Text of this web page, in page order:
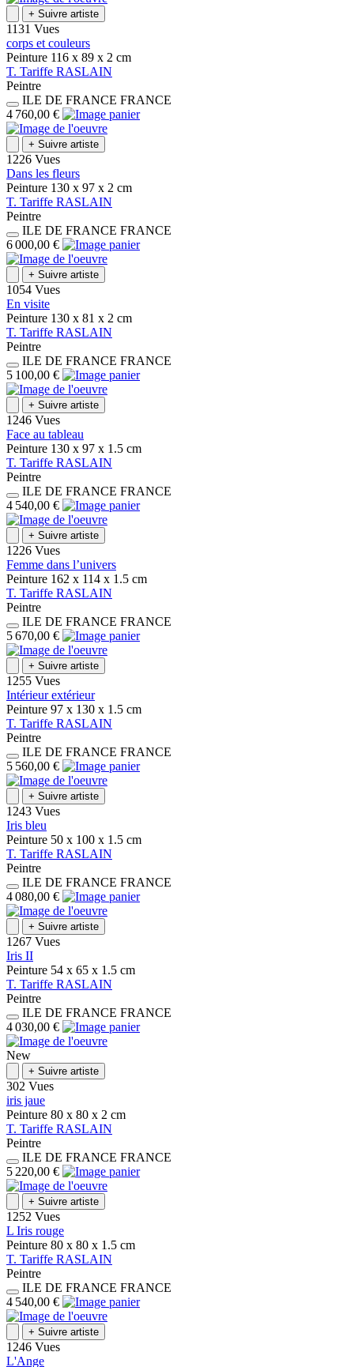
+ Suivre artiste
1131 Vues
corps et couleurs
Peinture 116 x 89 x 2 cm
T. Tariffe RASLAIN
Peintre
ILE DE FRANCE FRANCE
4 760,00 €
+ Suivre artiste
1226 Vues
Dans les fleurs
Peinture 130 x 97 x 2 cm
T. Tariffe RASLAIN
Peintre
ILE DE FRANCE FRANCE
6 000,00 €
+ Suivre artiste
1054 Vues
En visite
Peinture 130 x 81 x 2 cm
T. Tariffe RASLAIN
Peintre
ILE DE FRANCE FRANCE
5 100,00 €
+ Suivre artiste
1246 Vues
Face au tableau
Peinture 130 x 97 x 1.5 cm
T. Tariffe RASLAIN
Peintre
ILE DE FRANCE FRANCE
4 540,00 €
+ Suivre artiste
1226 Vues
Femme dans l’univers
Peinture 162 x 114 x 1.5 cm
T. Tariffe RASLAIN
Peintre
ILE DE FRANCE FRANCE
5 670,00 €
+ Suivre artiste
1255 Vues
Intérieur extérieur
Peinture 97 x 130 x 1.5 cm
T. Tariffe RASLAIN
Peintre
ILE DE FRANCE FRANCE
5 560,00 €
+ Suivre artiste
1243 Vues
Iris bleu
Peinture 50 x 100 x 1.5 cm
T. Tariffe RASLAIN
Peintre
ILE DE FRANCE FRANCE
4 080,00 €
+ Suivre artiste
1267 Vues
Iris II
Peinture 54 x 65 x 1.5 cm
T. Tariffe RASLAIN
Peintre
ILE DE FRANCE FRANCE
4 030,00 €
New
+ Suivre artiste
302 Vues
iris jaue
Peinture 80 x 80 x 2 cm
T. Tariffe RASLAIN
Peintre
ILE DE FRANCE FRANCE
5 220,00 €
+ Suivre artiste
1252 Vues
L Iris rouge
Peinture 80 x 80 x 1.5 cm
T. Tariffe RASLAIN
Peintre
ILE DE FRANCE FRANCE
4 540,00 €
+ Suivre artiste
1246 Vues
L'Ange